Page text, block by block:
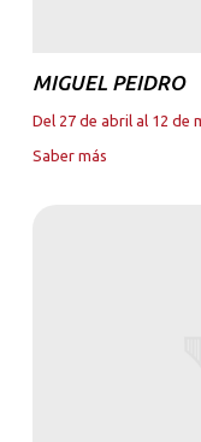
MIGUEL PEIDRO
Del 27 de abril al 12 de
Saber más